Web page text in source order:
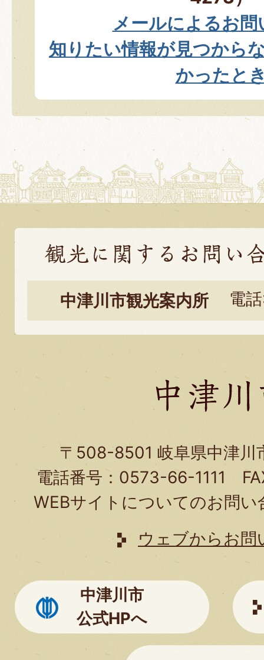
メールによるお問
知りたい情報が見つから
かったと
観
光
に
関
す
い
合
わ
せ
は
ち
ら
中津川市観光案内所 電
〒508-8501 岐阜県中津川
電話番号：0573-66-1111
WEBサイトについてのお問
ウェブからお問
中津川市
公式HPへ